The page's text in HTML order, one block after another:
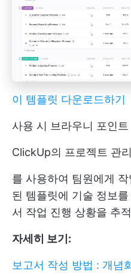
이 템플릿 다운로드하기
사용 시 브라우니 포인트
ClickUp의 프로젝트 관
를 사용하여 팀원에게
된 템플릿에 기술 정보
서 작업 진행 상황을 추
자세히 보기:
보고서 작성 방법 : 개념